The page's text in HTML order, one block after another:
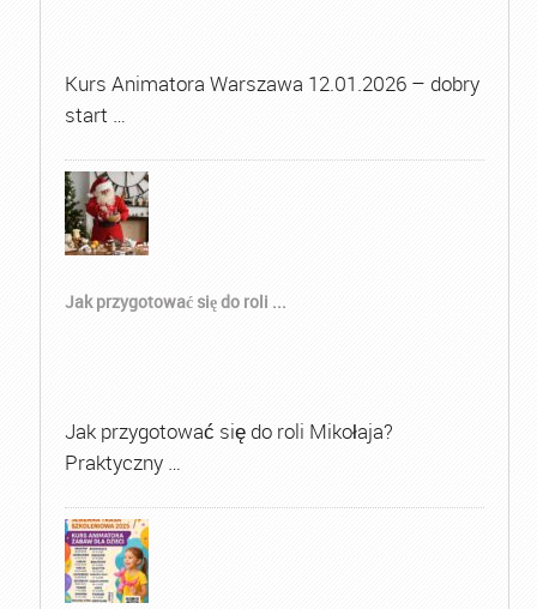
Kurs Animatora Warszawa 12.01.2026 – dobry
start …
Jak przygotować się do roli ...
Jak przygotować się do roli Mikołaja?
Praktyczny …